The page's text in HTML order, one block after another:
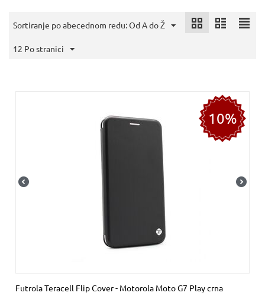
Sortiranje po abecednom redu: Od A do Ž
12 Po stranici
10%
Futrola Teracell Flip Cover - Motorola Moto G7 Play crna